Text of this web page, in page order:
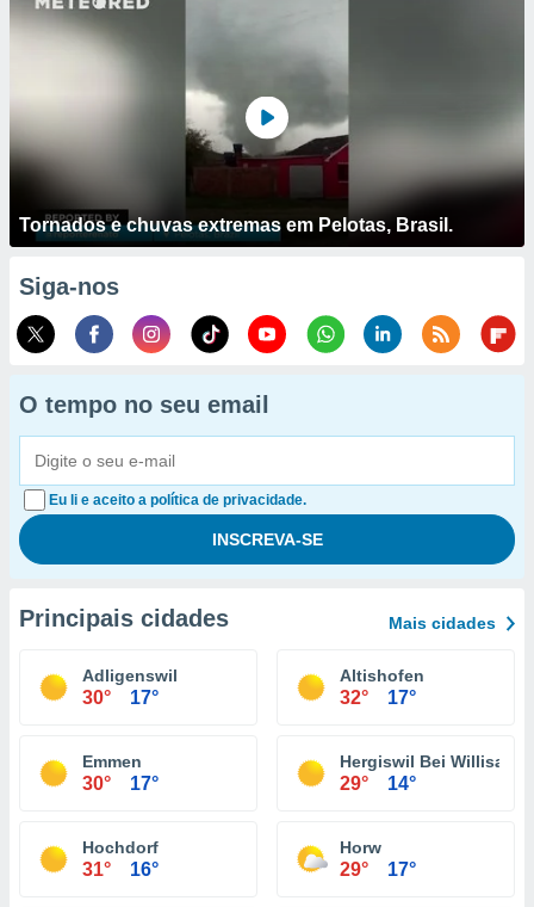
Tornados e chuvas extremas em Pelotas, Brasil.
Siga-nos
O tempo no seu email
Eu li e aceito a política de privacidade.
Principais cidades Mais cidades
Adligenswil
30° 17°
Altishofen
32° 17°
Emmen
30° 17°
Hergiswil Bei Willisau
29° 14°
Hochdorf
31° 16°
Horw
29° 17°